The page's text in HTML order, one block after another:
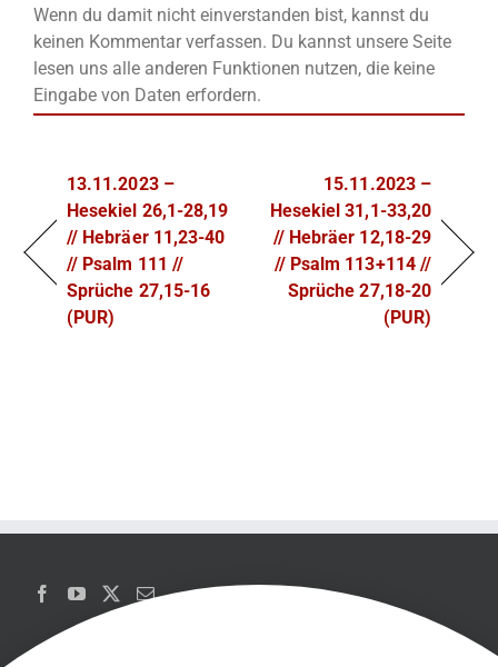
Wenn du damit nicht einverstanden bist, kannst du
keinen Kommentar verfassen. Du kannst unsere Seite
lesen uns alle anderen Funktionen nutzen, die keine
Eingabe von Daten erfordern.
13.11.2023 –
Hesekiel 26,1-28,19
// Hebräer 11,23-40
// Psalm 111 //
Sprüche 27,15-16
(PUR)
15.11.2023 –
Hesekiel 31,1-33,20
// Hebräer 12,18-29
// Psalm 113+114 //
Sprüche 27,18-20
(PUR)